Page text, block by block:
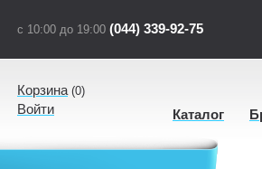
с 10:00 до 19:00 (044) 339-92-75
Корзина(0)
Войти Каталог